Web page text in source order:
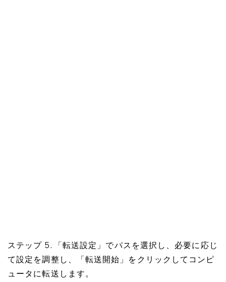
ステップ 5. 「転送設定」でパスを選択し、必要に応じ
て設定を調整し、「転送開始」をクリックしてコンピ
ュータに転送します。